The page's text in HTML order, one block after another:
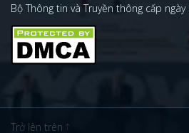
Bộ Thông tin và Truyền thông cấp
Trở lên trên